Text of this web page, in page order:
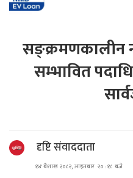
सङ्क्रमणकालीन
सम्भावित
दृष्टि संवाददाता
१४ बैशाख २०८२, आइतबार २० : १८ बजे